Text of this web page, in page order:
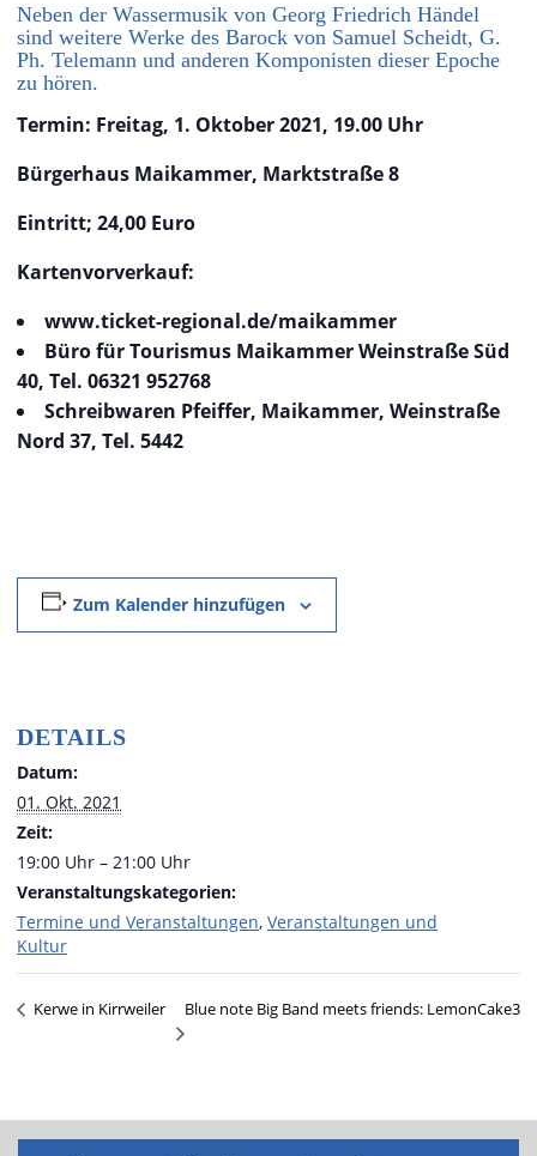
Neben der Wassermusik von Georg Friedrich Händel
sind weitere Werke des Barock von Samuel Scheidt, G.
Ph. Telemann und anderen Komponisten dieser Epoche
zu hören.
Termin: Freitag, 1. Oktober 2021, 19.00 Uhr
Bürgerhaus Maikammer, Marktstraße 8
Eintritt; 24,00 Euro
Kartenvorverkauf:
www.ticket-regional.de/maikammer
Büro für Tourismus Maikammer Weinstraße Süd
40, Tel. 06321 952768
Schreibwaren Pfeiffer, Maikammer, Weinstraße
Nord 37, Tel. 5442
Zum Kalender hinzufügen
DETAILS
Datum:
01. Okt. 2021
Zeit:
19:00 Uhr – 21:00 Uhr
Veranstaltungskategorien:
Termine und Veranstaltungen, Veranstaltungen und
Kultur
Kerwe in Kirrweiler Blue note Big Band meets friends: LemonCake3